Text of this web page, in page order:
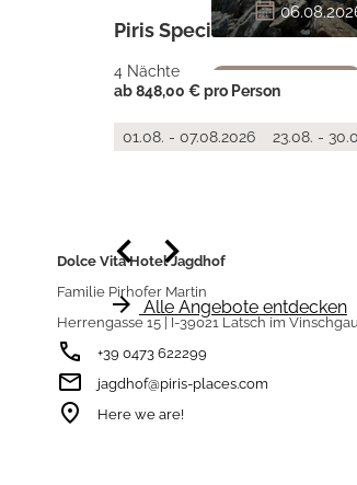
Piris Special Weeks -10%
4 Nächte
ab 848,00 € pro Person
01.08. - 07.08.2026 23.08. -
keyboard_arrow_leftkeyboard_arrow_right
arrow_forward Alle Angebote entdecken
Dolce Vita Hotel Jagdhof
Familie Pirhofer Martin
Herrengasse 15 | I-39021 Latsch im
phone +39 0473 622299
email jagdhof@piris-places.com
room Here we are!